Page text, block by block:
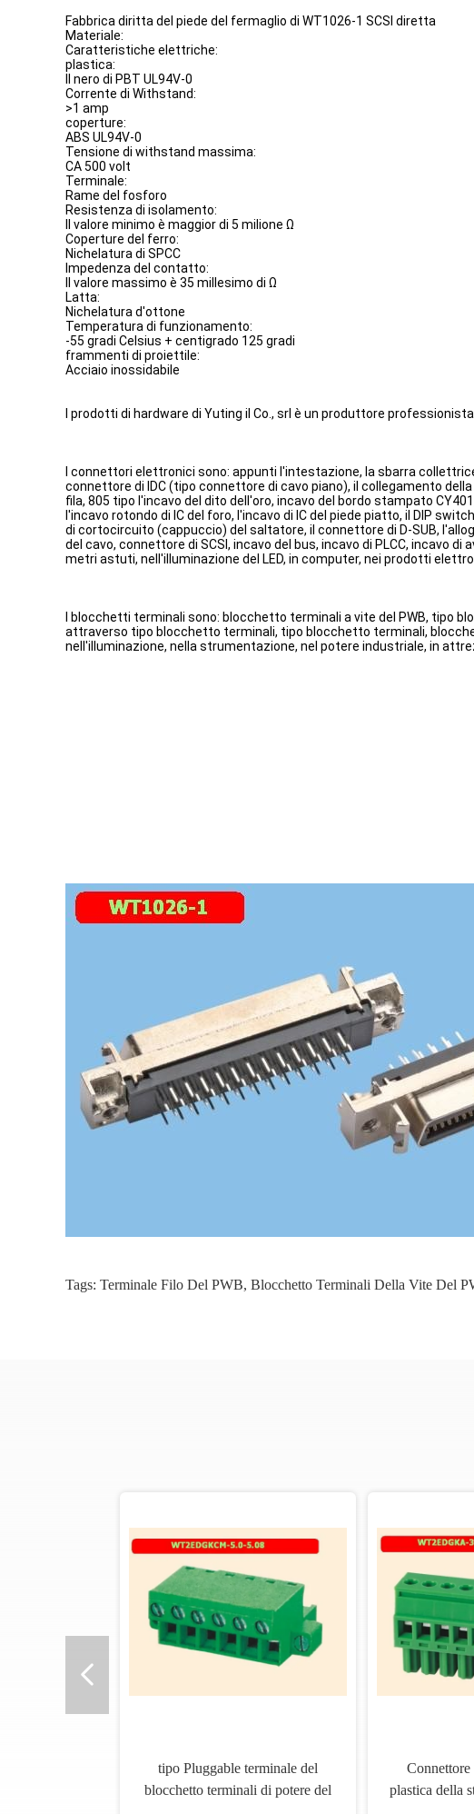
Fabbrica diritta del piede del fermaglio di WT1026-1 SCSI diretta
Materiale:
Caratteristiche elettriche:
plastica:
Il nero di PBT UL94V-0
Corrente di Withstand:
>1 amp
coperture:
ABS UL94V-0
Tensione di withstand massima:
CA 500 volt
Terminale:
Rame del fosforo
Resistenza di isolamento:
Il valore minimo è maggior di 5 milione Ω
Coperture del ferro:
Nichelatura di SPCC
Impedenza del contatto:
Il valore massimo è 35 millesimo di Ω
Latta:
Nichelatura d'ottone
Temperatura di funzionamento:
-55 gradi Celsius + centigrado 125 gradi
frammenti di proiettile:
Acciaio inossidabile
I prodotti di hardware di Yuting il Co., srl è un produttore
I connettori elettronici sono: appunti l'intestazione, la sbarra
connettore di IDC (tipo connettore di cavo piano), il collegamento della
fila, 805 tipo l'incavo del dito dell'oro, incavo del bordo stampato
l'incavo rotondo di IC del foro, l'incavo di IC del piede piatto, il DIP
di cortocircuito (cappuccio) del saltatore, il connettore di D-SUB,
del cavo, connettore di SCSI, incavo del bus, incavo di PLCC, incavo
metri astuti, nell'illuminazione del LED, in computer, nei prodotti
I blocchetti terminali sono: blocchetto terminali a vite del PWB, tipo
attraverso tipo blocchetto terminali, tipo blocchetto terminali,
nell'illuminazione, nella strumentazione, nel potere industriale, in
Tags: Terminale Filo Del PWB, Blocchetto Terminali Della Vite Del
tipo Pluggable terminale del
blocchetto terminali di potere del
plastica della